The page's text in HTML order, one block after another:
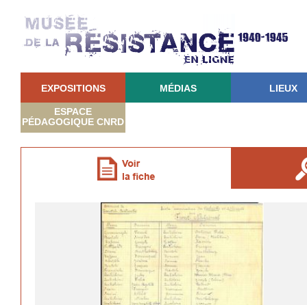
EXPOSITIONS MÉDIAS LIEUX
ESPACE
PÉDAGOGIQUE CNRD